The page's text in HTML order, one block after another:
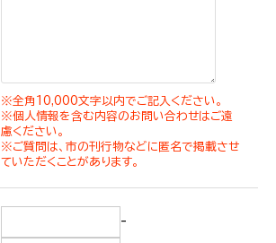
※全角10,000文字以内でご記入ください。
※個人情報を含む内容のお問い合わせはご遠
慮ください。
※ご質問は、市の刊行物などに匿名で掲載させ
ていただくことがあります。
-